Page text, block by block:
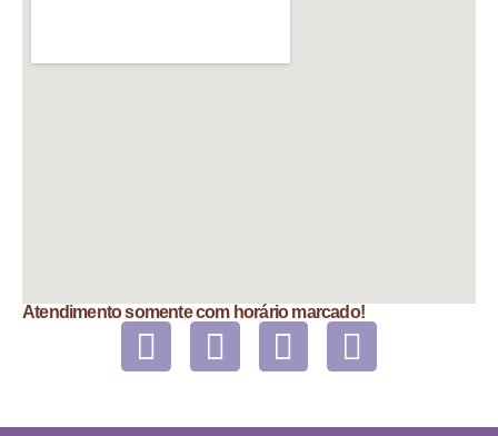
Atendimento somente com horário marcado!